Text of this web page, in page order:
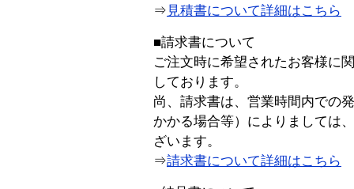
⇒ 見積書について詳細はこちら
■請求書について
ご注文時に希望されたお客様に
しております。
尚、請求書は、営業時間内での
かかる場合等）によりましては
ざいます。
⇒請求書について詳細はこちら